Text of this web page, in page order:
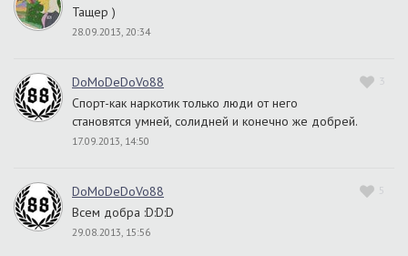
Тащер )
28.09.2013, 20:34
3
DoMoDeDoVo88
Спорт-как наркотик только люди от него
становятся умней, солидней и конечно же добрей.
17.09.2013, 14:50
5
DoMoDeDoVo88
Всем добра :D:D:D
29.08.2013, 15:56